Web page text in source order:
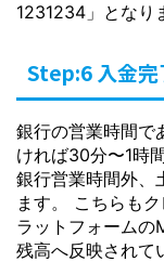
1231234」となり
Step:6 入金完
銀行の営業時間で
ければ30分〜1時
銀行営業時間外、
ます。 こちらも
ラットフォームの
残高へ反映されて